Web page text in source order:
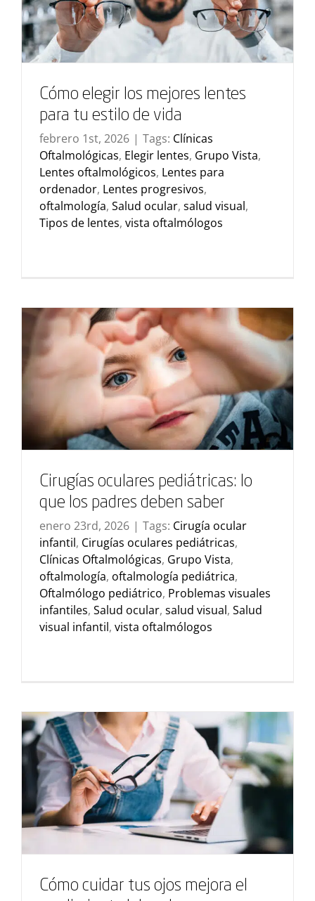
Cómo elegir los mejores lentes
para tu estilo de vida
febrero 1st, 2026 | Tags: Clínicas
Oftalmológicas, Elegir lentes, Grupo Vista,
Lentes oftalmológicos, Lentes para
ordenador, Lentes progresivos,
oftalmología, Salud ocular, salud visual,
Tipos de lentes, vista oftalmólogos
Cirugías oculares pediátricas: lo
que los padres deben saber
enero 23rd, 2026 | Tags: Cirugía ocular
infantil, Cirugías oculares pediátricas,
Clínicas Oftalmológicas, Grupo Vista,
oftalmología, oftalmología pediátrica,
Oftalmólogo pediátrico, Problemas visuales
infantiles, Salud ocular, salud visual, Salud
visual infantil, vista oftalmólogos
Cómo cuidar tus ojos mejora el